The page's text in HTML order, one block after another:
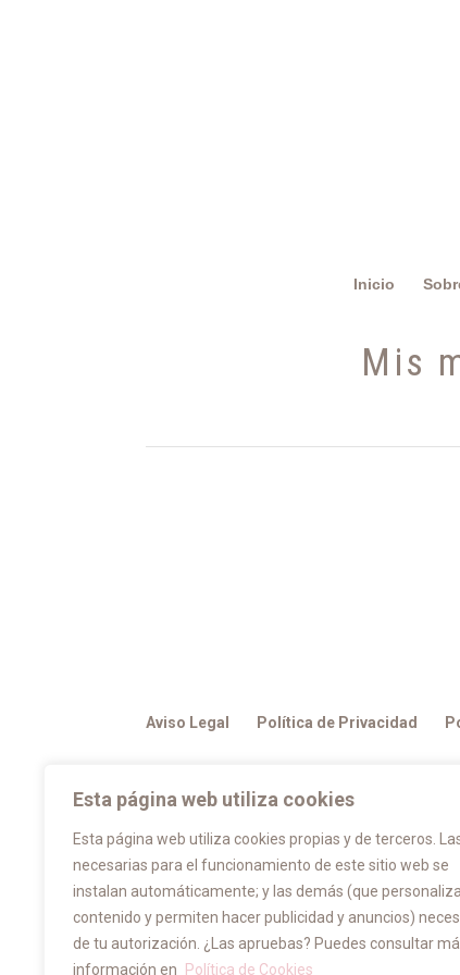
Esta página web utiliza cookies
Esta página web utiliza cookies propias y de terceros.
necesarias para el funcionamiento de este sitio web se
instalan automáticamente; y las demás (que
contenido y permiten hacer publicidad y anuncios)
de tu autorización. ¿Las apruebas? Puedes consultar
información en
Política de Cookies
Inicio
Mis
Aviso Legal Política de Privacidad
© Arquitectura del Libro 2024 | Todos los